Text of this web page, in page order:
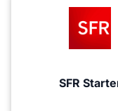
SFR